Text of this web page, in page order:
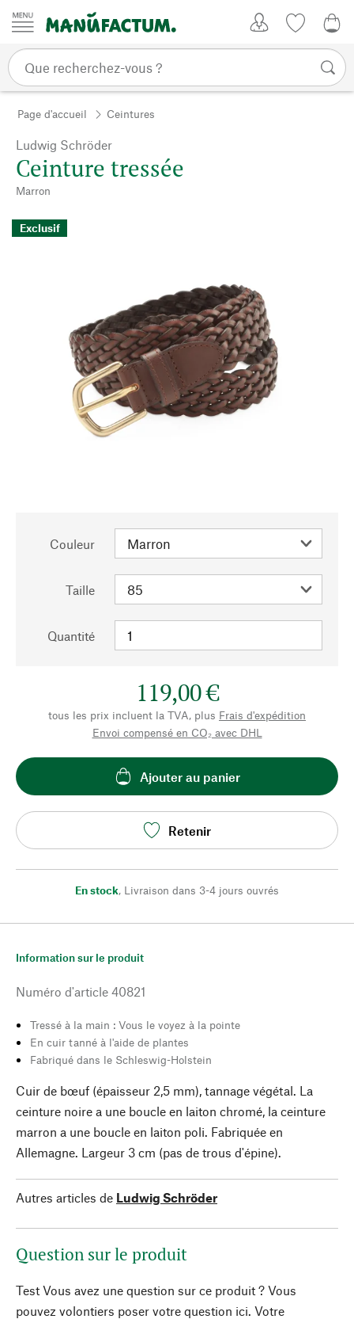
Passer au contenu
Page d'accueil Ceintures
Ludwig Schröder
Ceinture tressée
Marron
Exclusif
Couleur
Taille
Quantité
119,00 €
tous les prix incluent la TVA, plus Frais d'expédition
Envoi compensé en CO₂ avec DHL
Ajouter au panier
Retenir
En stock, Livraison dans 3-4 jours ouvrés
Information sur le produit
Numéro d'article 40821
Tressé à la main : Vous le voyez à la pointe
En cuir tanné à l'aide de plantes
Fabriqué dans le Schleswig-Holstein
Cuir de bœuf (épaisseur 2,5 mm), tannage végétal. La
ceinture noire a une boucle en laiton chromé, la ceinture
marron a une boucle en laiton poli. Fabriquée en
Allemagne. Largeur 3 cm (pas de trous d'épine).
Autres articles de Ludwig Schröder
Question sur le produit
Test Vous avez une question sur ce produit ? Vous
pouvez volontiers poser votre question ici. Votre